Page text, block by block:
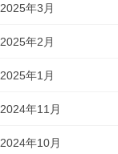
2025年3月
2025年2月
2025年1月
2024年11月
2024年10月